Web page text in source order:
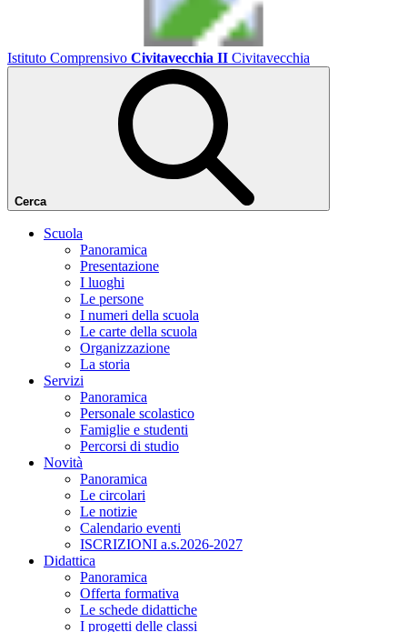
Istituto Comprensivo Civitavecchia II Civitavecchia
Cerca
Scuola
Panoramica
Presentazione
I luoghi
Le persone
I numeri della scuola
Le carte della scuola
Organizzazione
La storia
Servizi
Panoramica
Personale scolastico
Famiglie e studenti
Percorsi di studio
Novità
Panoramica
Le circolari
Le notizie
Calendario eventi
ISCRIZIONI a.s.2026-2027
Didattica
Panoramica
Offerta formativa
Le schede didattiche
I progetti delle classi